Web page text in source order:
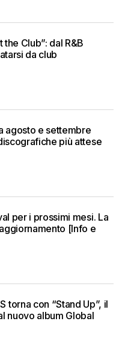
the Club”: dal R&B
da club
agosto e settembre
più attese
per i prossimi mesi. La
[Info e
torna con “Stand Up”, il
nuovo album Global